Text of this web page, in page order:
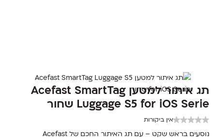
תג איתור למטען Acefast SmartTag
Luggage S5 for iOS Serie שחור
אין ביקורות
נוסעים בראש שקט – עם תג האיתור החכם של Acefast